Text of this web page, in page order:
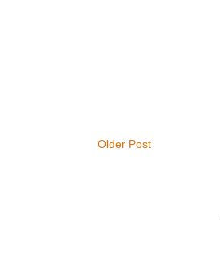
Older Post